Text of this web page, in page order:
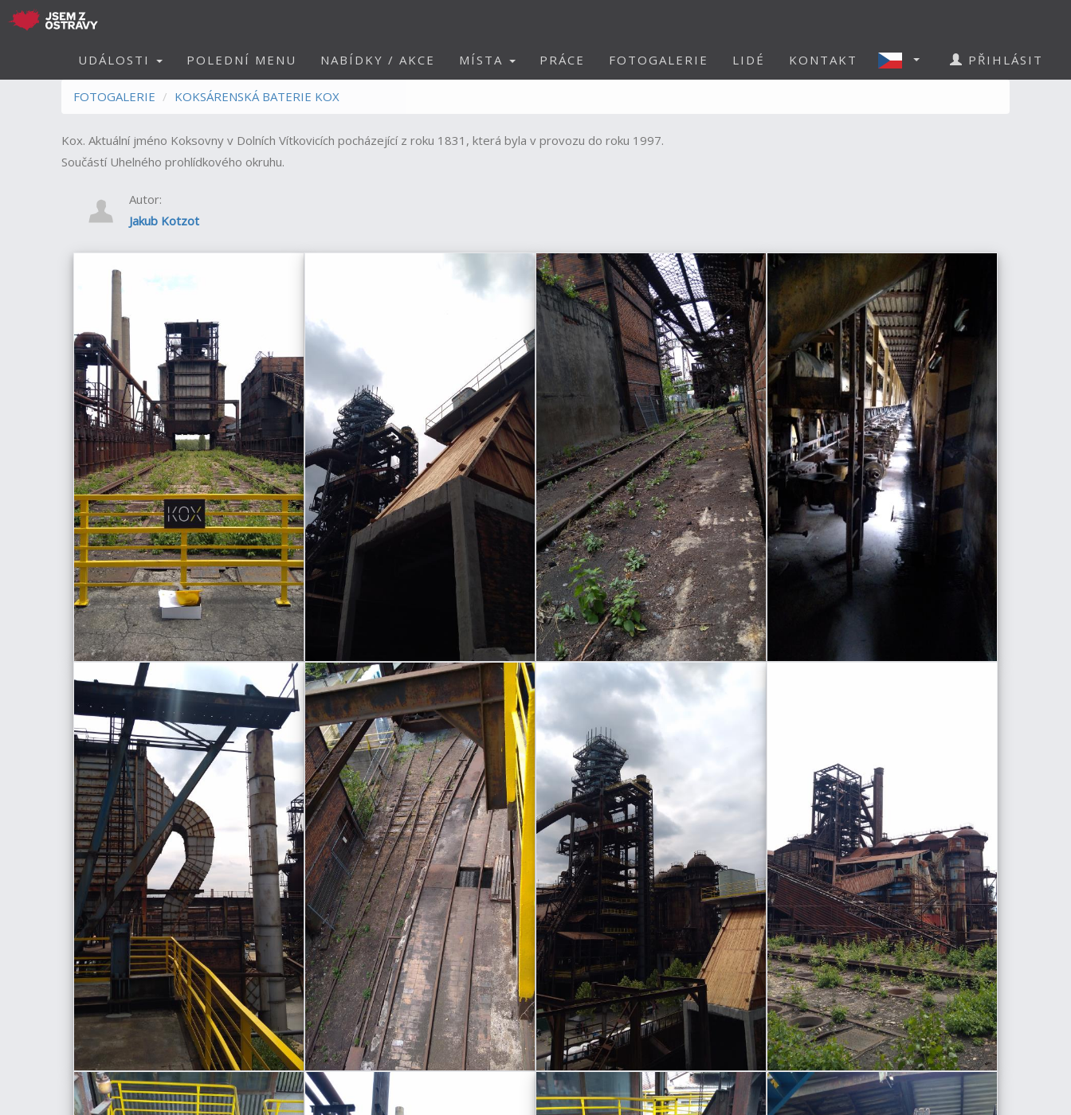
UDÁLOSTI POLEDNÍ MENU NABÍDKY / AKCE MÍSTA PRÁCE FOTOGALERIE LIDÉ KONTAKT PŘIHLÁSIT
FOTOGALERIE KOKSÁRENSKÁ BATERIE KOX
Kox. Aktuální jméno Koksovny v Dolních Vítkovicích pocházející z roku 1831, která byla v provozu do roku 1997.
Součástí Uhelného prohlídkového okruhu.
Autor:
Jakub Kotzot